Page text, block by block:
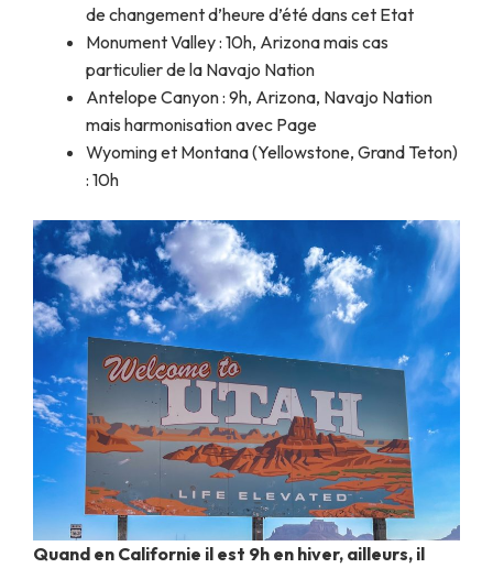
de changement d’heure d’été dans cet Etat
Monument Valley : 10h, Arizona mais cas
particulier de la Navajo Nation
Antelope Canyon : 9h, Arizona, Navajo Nation
mais harmonisation avec Page
Wyoming et Montana (Yellowstone, Grand Teton)
: 10h
Quand en Californie il est 9h en hiver, ailleurs, il